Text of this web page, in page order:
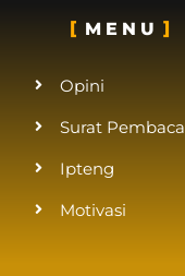
MENU
Opini
Surat Pembaca
Ipteng
Motivasi